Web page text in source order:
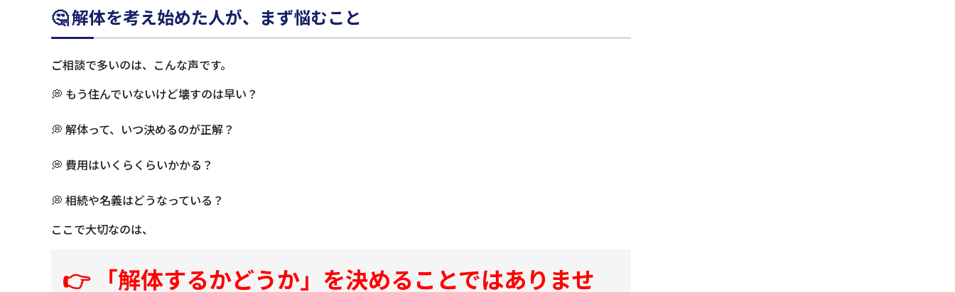
🤔 解体を考え始めた人が、まず悩むこと
ご相談で多いのは、こんな声です。
💭 もう住んでいないけど壊すのは早い？
💭 解体って、いつ決めるのが正解？
💭 費用はいくらくらいかかる？
💭 相続や名義はどうなっている？
ここで大切なのは、
👉 「解体するかどうか」を決めることではありませ